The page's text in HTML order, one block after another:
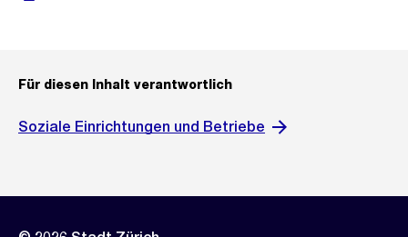
Für diesen Inhalt verantwortlich
Soziale Einrichtungen und Betriebe